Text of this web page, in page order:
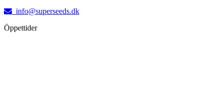
info@superseeds.dk
Öppettider